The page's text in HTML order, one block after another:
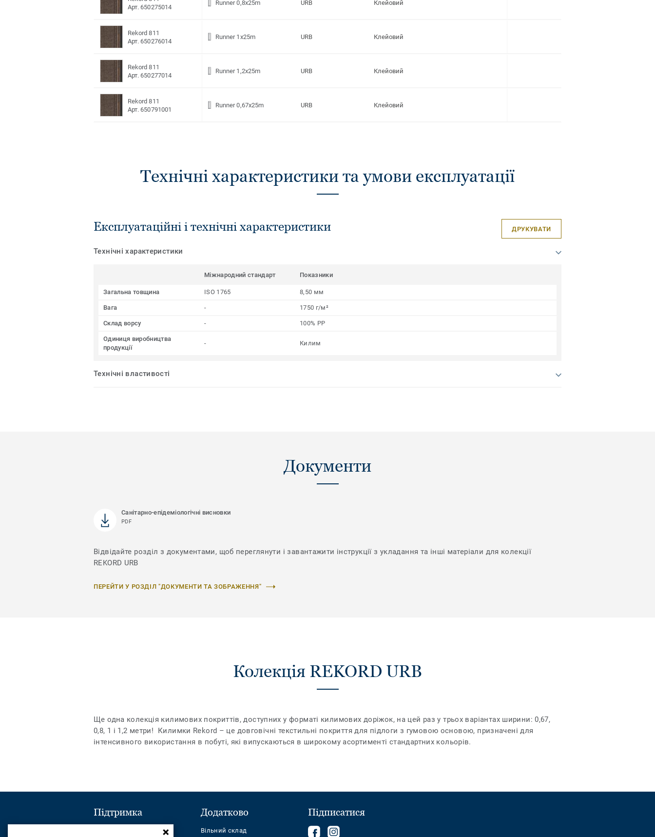
Арт. 650275014
Runner 0,8x25m URB Клейовий
Rekord 811
Арт. 650276014
Runner 1x25m URB Клейовий
Rekord 811
Арт. 650277014
Runner 1,2x25m URB Клейовий
Rekord 811
Арт. 650791001
Runner 0,67x25m URB Клейовий
Технічні характеристики та умови експлуатації
Експлуатаційні і технічні характеристики ДРУКУВАТИ
Технічні характеристики
Міжнародний стандарт Показники
Загальна товщина ISO 1765 8,50 мм
Вага - 1750 г/м²
Склад ворсу - 100% PP
Одиниця виробництва
продукції
- Килим
Технічні властивості
Документи
Санітарно-епідеміологічні висновки
PDF
Відвідайте розділ з документами, щоб переглянути і завантажити інструкції з укладання та інші матеріали для колекції
REKORD URB
ПЕРЕЙТИ У РОЗДІЛ "ДОКУМЕНТИ ТА ЗОБРАЖЕННЯ"
Колекція REKORD URB
Ще одна колекція килимових покриттів, доступних у форматі килимових доріжок, на цей раз у трьох варіантах ширини: 0,67,
0,8, 1 і 1,2 метри! Килимки Rekord – це довговічні текстильні покриття для підлоги з гумовою основою, призначені для
інтенсивного використання в побуті, які випускаються в широкому асортименті стандартних кольорів.
Підтримка
Надіслати повідомлення
Додатково
Вільний склад
Підписатися
FollowFollow